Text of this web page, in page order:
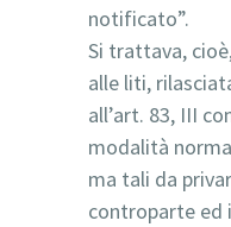
notificato”.
Si trattava,
alle liti,
all’art. 83, III
modalità
ma tali da
controparte ed